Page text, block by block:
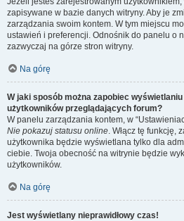
zapisywane w bazie danych witryny. Aby je
zarządzania swoim kontem. W tym miejscu
ustawień i preferencji. Odnośnik do panelu o
zazwyczaj na górze stron witryny.
Na górę
W jaki sposób można zapobiec
użytkowników przeglądających forum?
W panelu zarządzania kontem, w
Nie pokazuj statusu online. Włącz tę funkcję,
użytkownika będzie wyświetlana tylko dla
ciebie. Twoja obecność na witrynie będzie
użytkowników.
Na górę
Jest wyświetlany nieprawidłowy czas!